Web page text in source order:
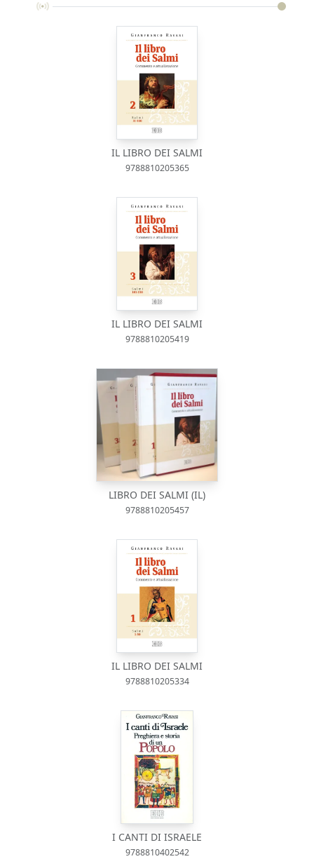
IL LIBRO DEI SALMI
9788810205365
IL LIBRO DEI SALMI
9788810205419
LIBRO DEI SALMI (IL)
9788810205457
IL LIBRO DEI SALMI
9788810205334
I CANTI DI ISRAELE
9788810402542